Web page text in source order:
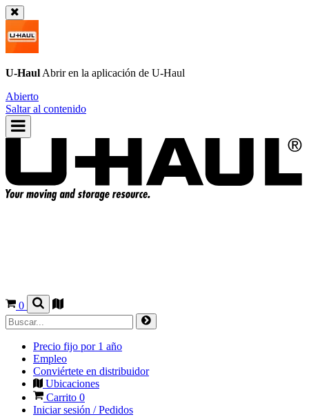
U-Haul Abrir en la aplicación de U-Haul
Abierto
Saltar al contenido
0
Precio fijo por 1 año
Empleo
Conviértete en distribuidor
Ubicaciones
Carrito 0
Iniciar sesión / Pedidos